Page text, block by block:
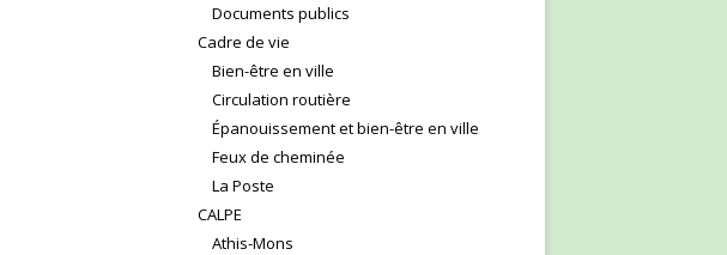
Documents publics
Cadre de vie
Bien-être en ville
Circulation routière
Épanouissement et bien-être en ville
Feux de cheminée
La Poste
CALPE
Athis-Mons